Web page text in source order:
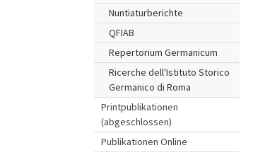
Nuntiaturberichte
QFIAB
Repertorium Germanicum
Ricerche dell'Istituto Storico
Germanico di Roma
Printpublikationen
(abgeschlossen)
Publikationen Online